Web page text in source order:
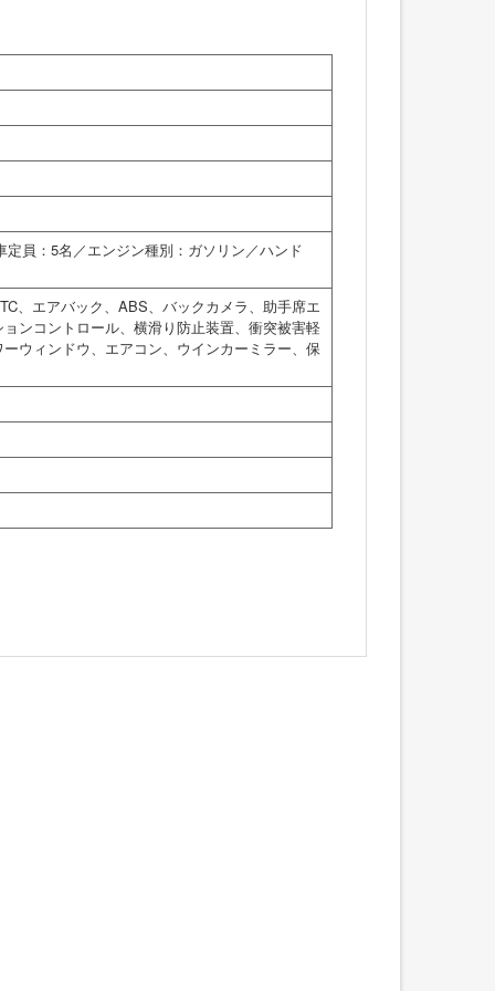
員：5名／エンジン種別：ガソリン／ハンド
、エアバック、ABS、バックカメラ、助手席エ
ンコントロール、横滑り防止装置、衝突被害軽
ウィンドウ、エアコン、ウインカーミラー、保